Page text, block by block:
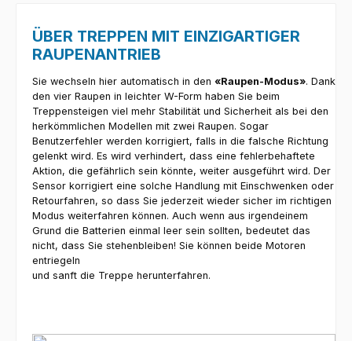
ÜBER TREPPEN MIT EINZIGARTIGER
RAUPENANTRIEB
Sie wechseln hier automatisch in den «Raupen-Modus». Dank
den vier Raupen in leichter W-Form haben Sie beim
Treppensteigen viel mehr Stabilität und Sicherheit als bei den
herkömmlichen Modellen mit zwei Raupen. Sogar
Benutzerfehler werden korrigiert, falls in die falsche Richtung
gelenkt wird. Es wird verhindert, dass eine fehlerbehaftete
Aktion, die gefährlich sein könnte, weiter ausgeführt wird. Der
Sensor korrigiert eine solche Handlung mit Einschwenken oder
Retourfahren, so dass Sie jederzeit wieder sicher im richtigen
Modus weiterfahren können. Auch wenn aus irgendeinem
Grund die Batterien einmal leer sein sollten, bedeutet das
nicht, dass Sie stehenbleiben! Sie können beide Motoren
entriegeln
und sanft die Treppe herunterfahren.